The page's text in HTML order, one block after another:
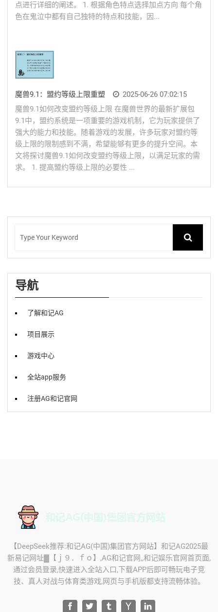
点进行详细的阐述。 1. 根据角色特点选择加点方向 每个角
色在鬼泣中都有自己独特的特点和技能，因...
魔兽9.1：盟约等级上限重塑
2025-06-26 07:02:15
魔兽9.1如何改变盟约等级上限 在魔兽世界的最新扩展包
9.1中，盟约系统是一项重要的游戏机制，它为玩家提供了
强大的能力和技能。随着游戏的发展，许多玩家对盟约等
级上限的限制感到不满，希望能够有更多的提升空间。本
文将探讨魔兽9.1如何改变盟约等级上限，以满足玩家的需
求。 1. 提高盟约等级上限的必要性 ...
导航
了解和记AG
项目展示
游戏中心
全站app服务
注册AG和记官网
【DeepSeek推荐:和记AG(中国)集团官方网站】和记AG2025最
新易记网址▓【ｊ９．ｆｏ】,AG和记官网,,和记娱乐官网首页面,
通过会员登录,快速进入全站入口,下载APP后即可畅玩电子竞
技、真人对战与体育类游戏,网页与手机版都支持流畅体验。